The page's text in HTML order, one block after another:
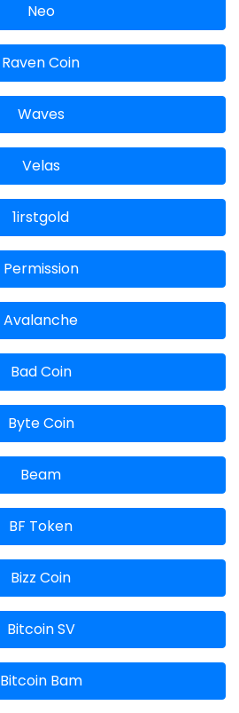
Neo
Raven Coin
Waves
Velas
1irstgold
Permission
Avalanche
Bad Coin
Byte Coin
Beam
BF Token
Bizz Coin
Bitcoin SV
Bitcoin Bam